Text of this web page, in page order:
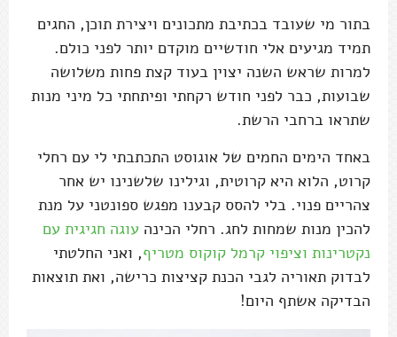
בתור מי שעובד בכתיבת מתכונים ויצירת תוכן, החגים
תמיד מגיעים אלי חודשיים מוקדם יותר לפני כולם.
למרות שראש השנה יצוין בעוד קצת פחות משלושה
שבועות, כבר לפני חודש רקחתי ופיתחתי כל מיני מנות
שתראו ברחבי הרשת.
באחד הימים החמים של אוגוסט התכתבתי לי עם רחלי
קרוט, הלוא היא קרוטית, וגילינו שלשנינו יש אחר
צהריים פנוי. בלי להסס קבענו מפגש ספונטני על מנת
להכין מנות שמחות לחג. רחלי הכינה עוגה חגיגית עם
נקטרינות וציפוי קרמל קוקוס מטריף, ואני החלטתי
לבדוק תאוריה לגבי הכנת קציצות כרישה, ואת תוצאות
הבדיקה אשתף היום!